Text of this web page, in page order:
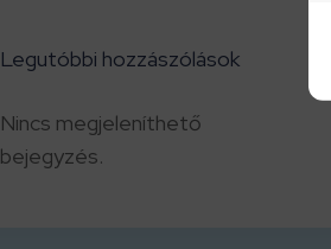
Legutóbbi hozzászólások
Nincs megjeleníthető
bejegyzés.